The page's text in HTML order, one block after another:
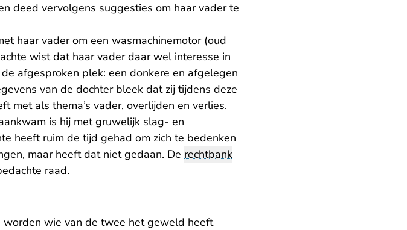
deed vervolgens suggesties om haar vader te
haar vader om een wasmachinemotor (oud
wist dat haar vader daar wel interesse in
afgesproken plek: een donkere en afgelegen
van de dochter bleek dat zij tijdens deze
met als thema’s vader, overlijden en verlies.
is hij met gruwelijk slag- en
heeft ruim de tijd gehad om zich te bedenken
maar heeft dat niet gedaan. De rechtbank
raad.
wie van de twee het geweld heeft